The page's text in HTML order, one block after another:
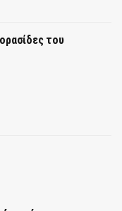
του